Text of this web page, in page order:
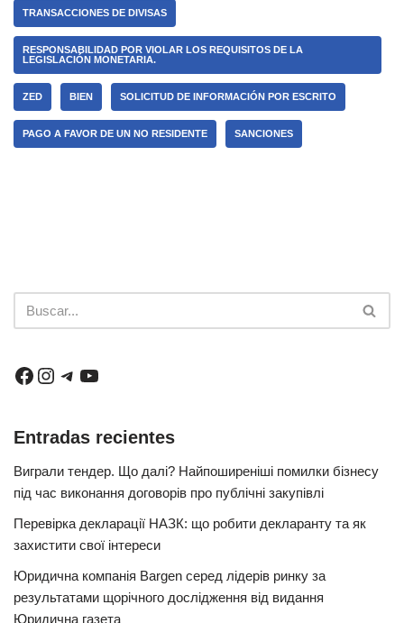
TRANSACCIONES DE DIVISAS
RESPONSABILIDAD POR VIOLAR LOS REQUISITOS DE LA
LEGISLACIÓN MONETARIA.
ZED BIEN SOLICITUD DE INFORMACIÓN POR ESCRITO
PAGO A FAVOR DE UN NO RESIDENTE SANCIONES
Entradas recientes
Виграли тендер. Що далі? Найпоширеніші помилки бізнесу
під час виконання договорів про публічні закупівлі
Перевірка декларації НАЗК: що робити декларанту та як
захистити свої інтереси
Юридична компанія Bargen серед лідерів ринку за
результатами щорічного дослідження від видання
Юридична газета